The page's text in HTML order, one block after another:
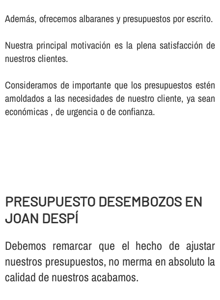
Además, ofrecemos albaranes y presupuestos por escrito.
Nuestra principal motivación es la plena satisfacción de
nuestros clientes.
Consideramos de importante que los presupuestos estén
amoldados a las necesidades de nuestro cliente, ya sean
económicas , de urgencia o de confianza.
PRESUPUESTO DESEMBOZOS EN
JOAN DESPÍ
Debemos remarcar que el hecho de ajustar
nuestros presupuestos, no merma en absoluto la
calidad de nuestros acabamos.